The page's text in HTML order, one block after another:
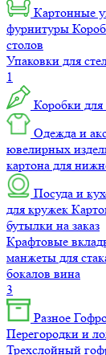
Картонные
фурнитуры
столов
Упаковки для
1
Коробки
Одежда и
ювелирных
картона для
Посуда и
для кружек
бутылки на заказ
Крафтовые
манжеты для
бокалов вина
3
Разное
Перегородки и
Трехслойный